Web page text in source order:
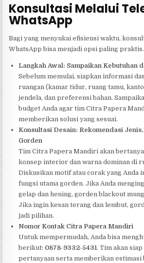
Konsultasi Melalui
WhatsApp
Bagi yang menyukai efisiensi waktu,
WhatsApp bisa menjadi opsi paling praktis.
Langkah Awal: Sampaikan Kebutuhan
Sebelum memulai, siapkan informasi
ruangan (kamar tidur, ruang tamu,
jendela, dan preferensi bahan.
budget Anda agar tim Citra Papera
memberikan solusi yang sesuai.
Konsultasi Desain: Rekomendasi
Gorden
Tim Citra Papera Mandiri akan
konsep interior dan warna dominan di
Diskusikan motif atau corak yang Anda
fungsi utama gorden. Jika Anda
gelap dan hening, gorden blackout
Jika ingin kesan terang dan lembut,
jadi pilihan.
Nomor Kontak Citra Papera Mandiri
Untuk mempermudah, Anda bisa
berikut: 0878-9332-5431. Tim akan
pertanyaan serta memberikan estimasi